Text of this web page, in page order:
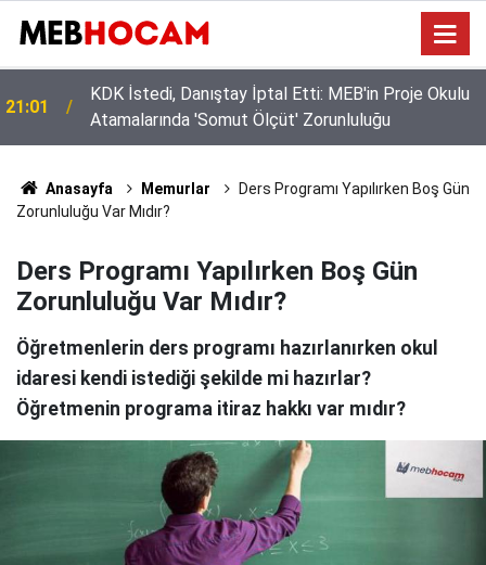
19:02
MEB'de 60 Bin Kişilik Dev Kadro: Okullara Güvenlik
ve Temizlik Personeli Alınıyor!
Anasayfa Memurlar
Ders Programı Yapılırken Boş Gün
Zorunluluğu Var Mıdır?
Ders Programı Yapılırken Boş Gün
Zorunluluğu Var Mıdır?
Öğretmenlerin ders programı hazırlanırken okul
idaresi kendi istediği şekilde mi hazırlar?
Öğretmenin programa itiraz hakkı var mıdır?